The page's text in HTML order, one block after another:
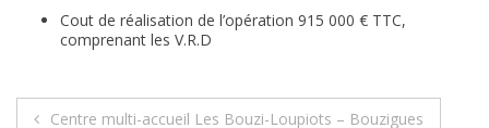
Cout de réalisation de l’opération 915 000 € TTC,
comprenant les V.R.D
Centre multi-accueil Les Bouzi-Loupiots – Bouzigues